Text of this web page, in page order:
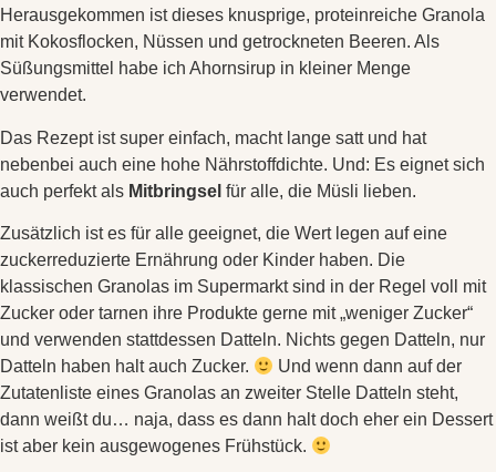
Herausgekommen ist dieses knusprige, proteinreiche Granola
mit Kokosflocken, Nüssen und getrockneten Beeren. Als
Süßungsmittel habe ich Ahornsirup in kleiner Menge
verwendet.
Das Rezept ist super einfach, macht lange satt und hat
nebenbei auch eine hohe Nährstoffdichte. Und: Es eignet sich
auch perfekt als Mitbringsel für alle, die Müsli lieben.
Zusätzlich ist es für alle geeignet, die Wert legen auf eine
zuckerreduzierte Ernährung oder Kinder haben. Die
klassischen Granolas im Supermarkt sind in der Regel voll mit
Zucker oder tarnen ihre Produkte gerne mit „weniger Zucker“
und verwenden stattdessen Datteln. Nichts gegen Datteln, nur
Datteln haben halt auch Zucker.
Und wenn dann auf der
Zutatenliste eines Granolas an zweiter Stelle Datteln steht,
dann weißt du… naja, dass es dann halt doch eher ein Dessert
ist aber kein ausgewogenes Frühstück.